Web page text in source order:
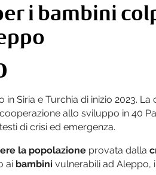
i bambini
Siria e Turchia di inizio 2023. La
allo sviluppo in 40
di crisi ed emergenza.
la popolazione provata dalla
ai bambini vulnerabili ad Aleppo,